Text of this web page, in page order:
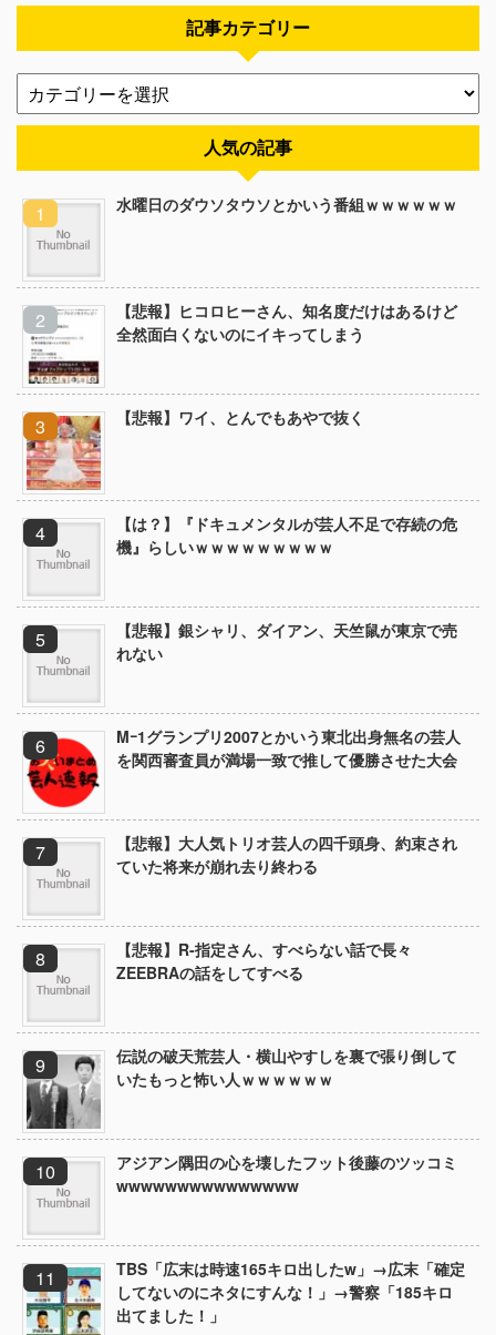
記事カテゴリー
人気の記事
水曜日のダウソタウソとかいう番組ｗｗｗｗｗｗ
【悲報】ヒコロヒーさん、知名度だけはあるけど
全然面白くないのにイキってしまう
【悲報】ワイ、とんでもあやで抜く
【は？】『ドキュメンタルが芸人不足で存続の危
機』らしいｗｗｗｗｗｗｗｗｗ
【悲報】銀シャリ、ダイアン、天竺鼠が東京で売
れない
Mｰ1グランプリ2007とかいう東北出身無名の芸人
を関西審査員が満場一致で推して優勝させた大会
【悲報】大人気トリオ芸人の四千頭身、約束され
ていた将来が崩れ去り終わる
【悲報】R-指定さん、すべらない話で長々
ZEEBRAの話をしてすべる
伝説の破天荒芸人・横山やすしを裏で張り倒して
いたもっと怖い人ｗｗｗｗｗｗ
アジアン隅田の心を壊したフット後藤のツッコミ
wwwwwwwwwwwwwww
TBS「広末は時速165キロ出したw」→広末「確定
してないのにネタにすんな！」→警察「185キロ
出てました！」